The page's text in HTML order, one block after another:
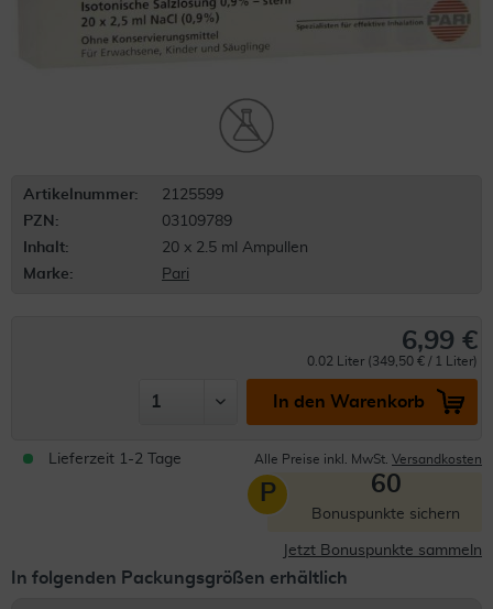
Artikelnummer:
2125599
PZN:
03109789
Inhalt:
20 x 2.5 ml Ampullen
Marke:
Pari
6,99 €
0.02 Liter (349,50 € / 1 Liter)
In den Warenkorb
Lieferzeit 1-2 Tage Alle Preise inkl. MwSt. Versandkosten
P 60
Bonuspunkte sichern
Jetzt Bonuspunkte sammeln
In folgenden Packungsgrößen erhältlich